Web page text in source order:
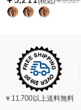
￥11,700以上送料無料